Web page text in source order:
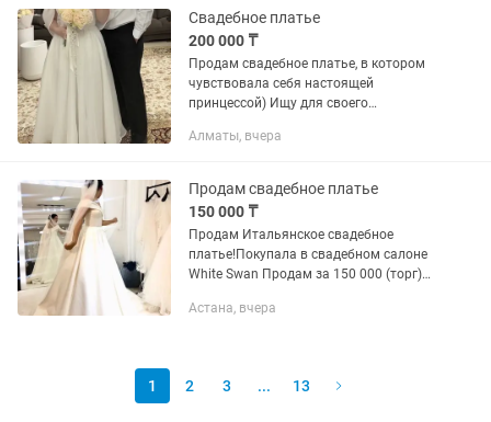
Свадебное платье
200 000 ₸
Продам свадебное платье, в котором
чувствовала себя настоящей
принцессой) Ищу для своего
хозяйку. Оно было надето всего один
жизни....
Алматы, вчера
Продам свадебное платье
150 000 ₸
Продам Итальянское свадебное
платье!Покупала в свадебном салоне
White Swan Продам за 150 000 (торг)
46 После химчистки, состояние новое!
Астана, вчера
1 2 3 ... 13